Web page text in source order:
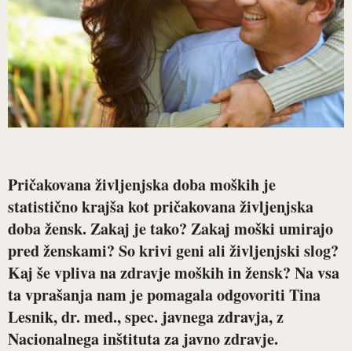
Pričakovana življenjska doba moških je
statistično krajša kot pričakovana življenjska
doba žensk. Zakaj je tako? Zakaj moški umirajo
pred ženskami? So krivi geni ali življenjski slog?
Kaj še vpliva na zdravje moških in žensk? Na vsa
ta vprašanja nam je pomagala odgovoriti Tina
Lesnik, dr. med., spec. javnega zdravja, z
Nacionalnega inštituta za javno zdravje.